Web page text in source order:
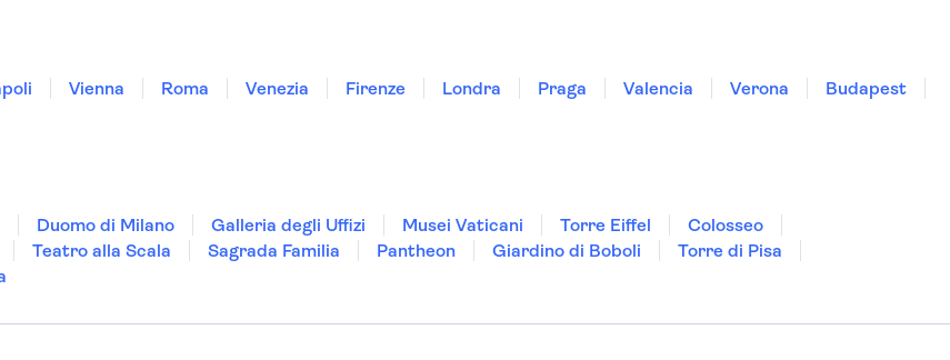
Vienna Roma Venezia Firenze Londra Praga Valencia Verona
Budapest
Duomo di Milano Galleria degli Uffizi Musei Vaticani Torre Eiffel
Colosseo
Teatro alla Scala Sagrada Familia Pantheon Giardino di Boboli
Torre di Pisa